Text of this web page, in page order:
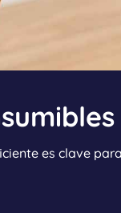
es clave